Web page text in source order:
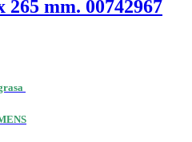
265 mm. 00742967